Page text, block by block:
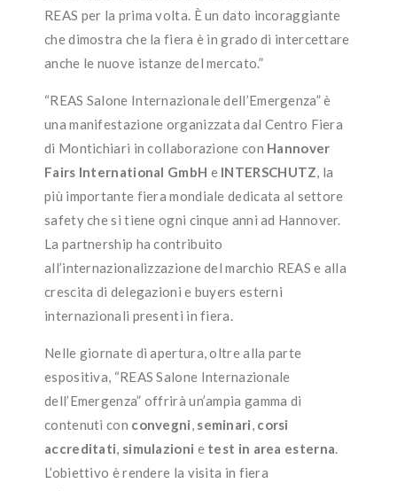
REAS per la prima volta. È un dato incoraggiante
che dimostra che la fiera è in grado di intercettare
anche le nuove istanze del mercato.”
“REAS Salone Internazionale dell’Emergenza” è
una manifestazione organizzata dal Centro Fiera
di Montichiari in collaborazione con Hannover
Fairs International GmbH e INTERSCHUTZ, la
più importante fiera mondiale dedicata al settore
safety che si tiene ogni cinque anni ad Hannover.
La partnership ha contribuito
all’internazionalizzazione del marchio REAS e alla
crescita di delegazioni e buyers esterni
internazionali presenti in fiera.
Nelle giornate di apertura, oltre alla parte
espositiva, “REAS Salone Internazionale
dell’Emergenza” offrirà un’ampia gamma di
contenuti con convegni, seminari, corsi
accreditati, simulazioni e test in area esterna.
L’obiettivo è rendere la visita in fiera